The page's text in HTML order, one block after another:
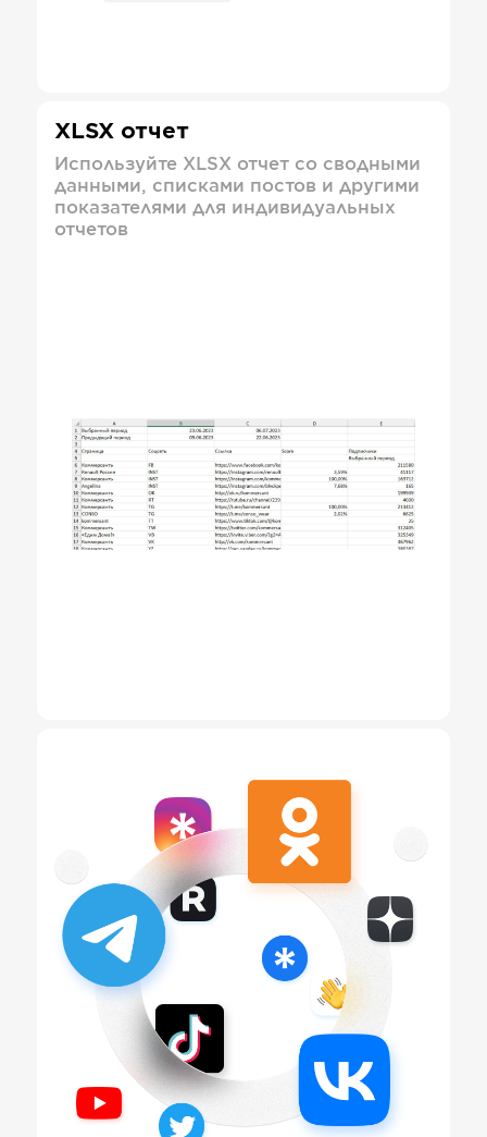
XLSX отчет
Используйте XLSX отчет со сводными
данными, списками постов и другими
показателями для индивидуальных
отчетов